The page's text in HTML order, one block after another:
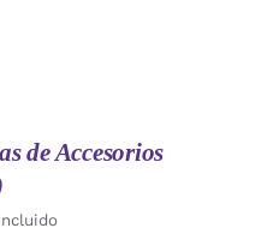
de Accesorios